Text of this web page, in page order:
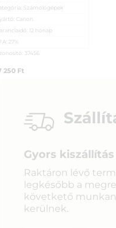
Számológépek
Canon
12 hónap
27%
37456
250 Ft
Gyors kiszállítás
Raktáron lévő
legkésőbb a
követkető
kerülnek.